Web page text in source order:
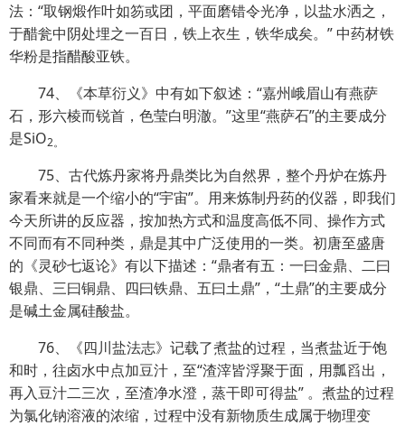
法：“取钢煅作叶如笏或团，平面磨错令光净，以盐水洒之，
于醋瓮中阴处埋之一百日，铁上衣生，铁华成矣。” 中药材铁
华粉是指醋酸亚铁。
74、《本草衍义》中有如下叙述：“嘉州峨眉山有燕萨
石，形六棱而锐首，色莹白明澈。”这里“燕萨石”的主要成分
是SiO2。
75、古代炼丹家将丹鼎类比为自然界，整个丹炉在炼丹
家看来就是一个缩小的“宇宙”。用来炼制丹药的仪器，即我们
今天所讲的反应器，按加热方式和温度高低不同、操作方式
不同而有不同种类，鼎是其中广泛使用的一类。初唐至盛唐
的《灵砂七返论》有以下描述：“鼎者有五：一曰金鼎、二曰
银鼎、三曰铜鼎、四曰铁鼎、五曰土鼎”，“土鼎”的主要成分
是碱土金属硅酸盐。
76、《四川盐法志》记载了煮盐的过程，当煮盐近于饱
和时，往卤水中点加豆汁，至“渣滓皆浮聚于面，用瓢舀出，
再入豆汁二三次，至渣净水澄，蒸干即可得盐” 。煮盐的过程
为氯化钠溶液的浓缩，过程中没有新物质生成属于物理变